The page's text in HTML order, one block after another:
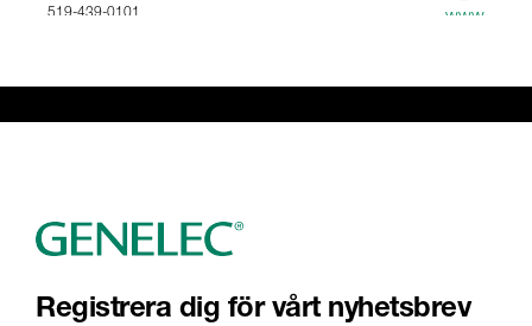
519-439-0101
www
Webshop
Registrera dig för vårt nyhetsbrev